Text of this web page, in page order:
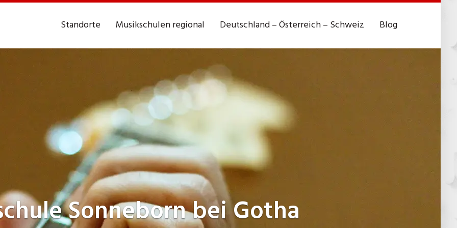
Standorte Musikschulen regional Deutschland – Österreich – Schweiz Blog
Sonneborn bei Gotha